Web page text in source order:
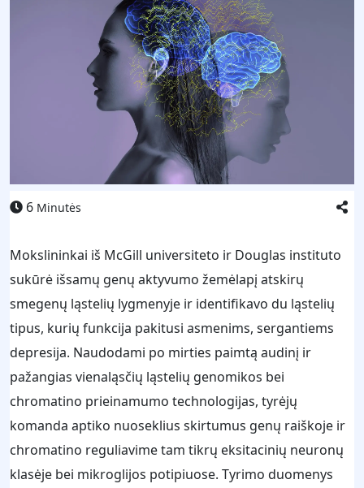
6 Minutės
Mokslininkai iš McGill universiteto ir Douglas instituto
sukūrė išsamų genų aktyvumo žemėlapį atskirų
smegenų ląstelių lygmenyje ir identifikavo du ląstelių
tipus, kurių funkcija pakitusi asmenims, sergantiems
depresija. Naudodami po mirties paimtą audinį ir
pažangias vienaląsčių ląstelių genomikos bei
chromatino prieinamumo technologijas, tyrėjų
komanda aptiko nuoseklius skirtumus genų raiškoje ir
chromatino reguliavime tam tikrų eksitacinių neuronų
klasėje bei mikroglijos potipiuose. Tyrimo duomenys